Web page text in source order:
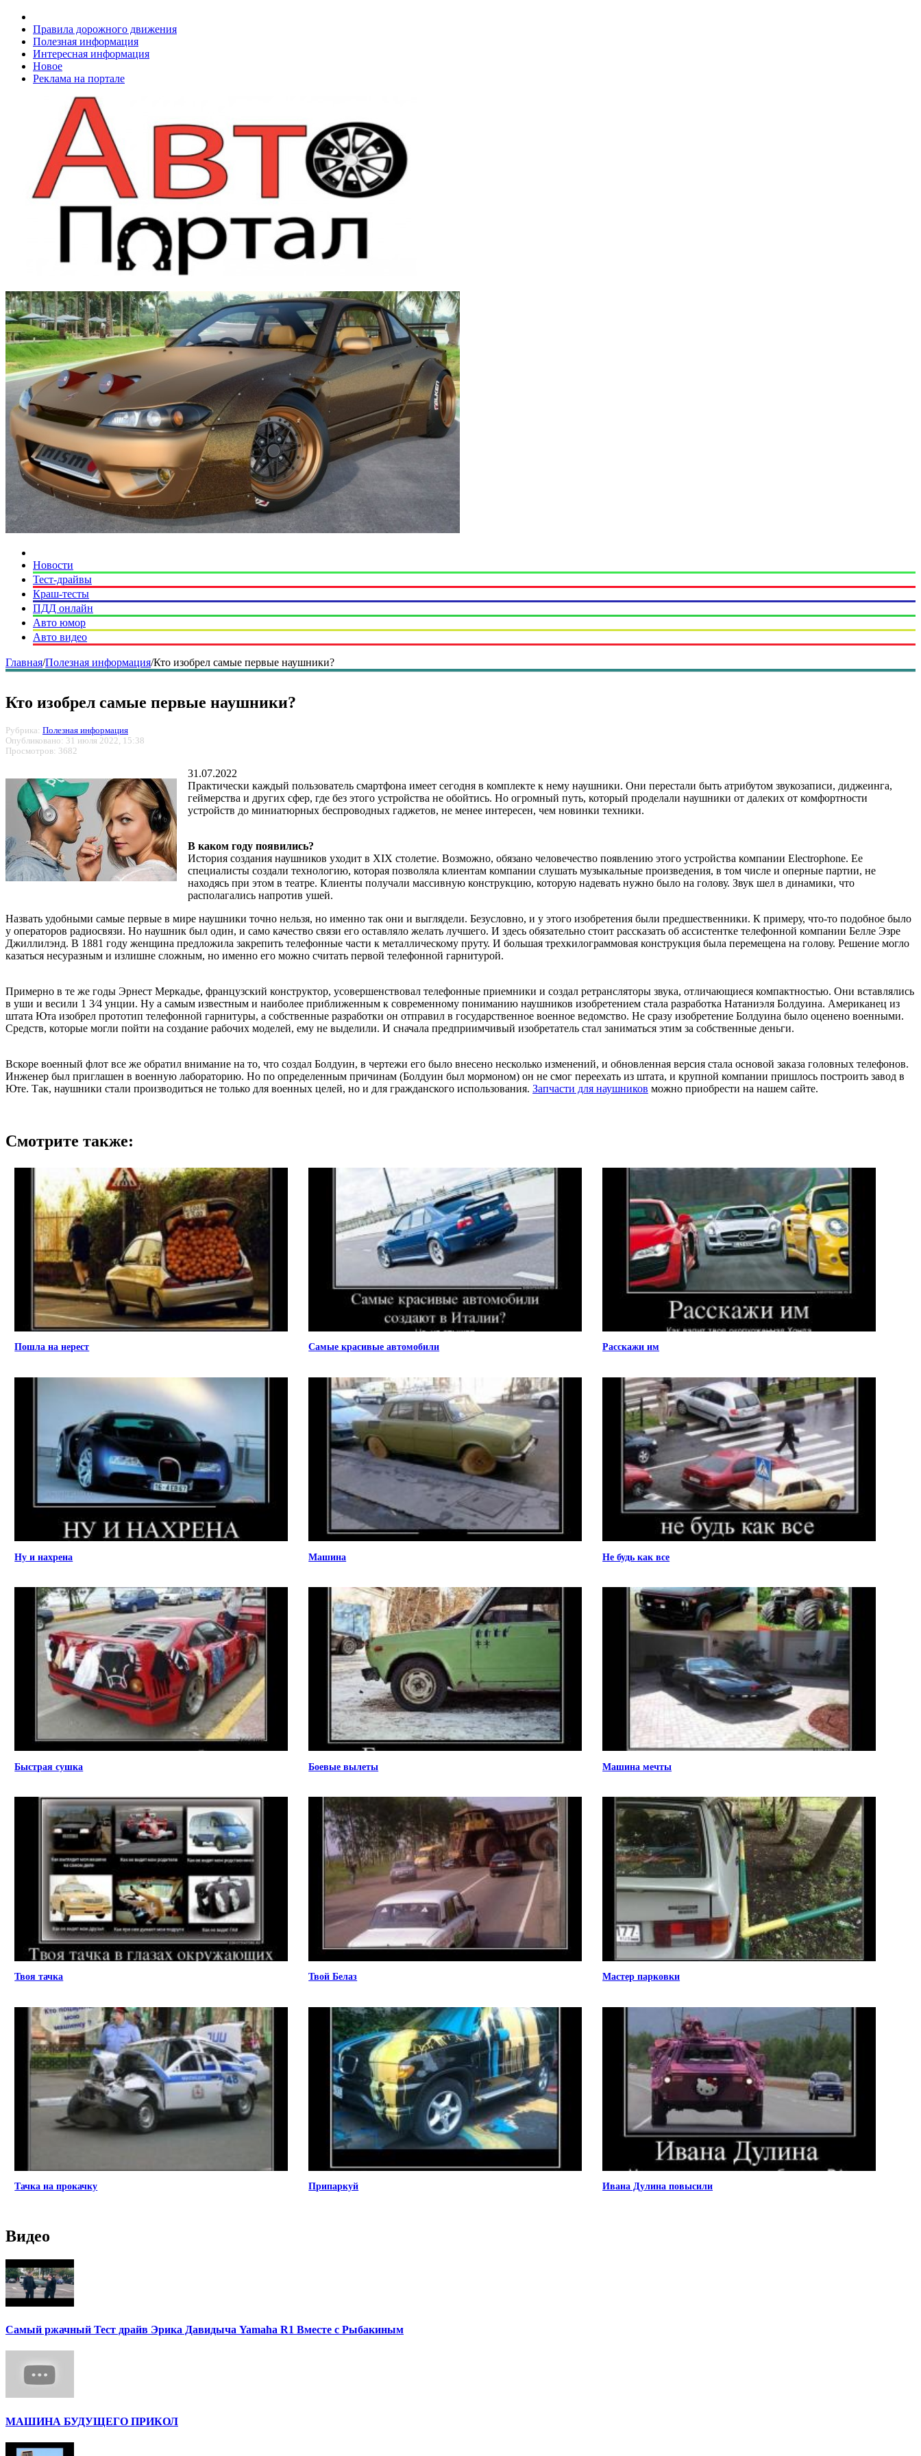
Правила дорожного движения
Полезная информация
Интересная информация
Новое
Реклама на портале
Новости
Тест-драйвы
Краш-тесты
ПДД онлайн
Авто юмор
Авто видео
Главная/Полезная информация/Кто изобрел самые первые наушники?
Кто изобрел самые первые наушники?
Рубрика: Полезная информация
Опубликовано: 31 июля 2022, 15:38
Просмотров: 3682
31.07.2022
Практически каждый пользователь смартфона имеет сегодня в комплекте к нему наушники. Они перестали быть атрибутом звукозаписи, диджеинга,
геймерства и других сфер, где без этого устройства не обойтись. Но огромный путь, который проделали наушники от далеких от комфортности
устройств до миниатюрных беспроводных гаджетов, не менее интересен, чем новинки техники.
В каком году появились?
История создания наушников уходит в XIX столетие. Возможно, обязано человечество появлению этого устройства компании Electrophone. Ее
специалисты создали технологию, которая позволяла клиентам компании слушать музыкальные произведения, в том числе и оперные партии, не
находясь при этом в театре. Клиенты получали массивную конструкцию, которую надевать нужно было на голову. Звук шел в динамики, что
располагались напротив ушей.
Назвать удобными самые первые в мире наушники точно нельзя, но именно так они и выглядели. Безусловно, и у этого изобретения были предшественники. К примеру, что-то подобное было
у операторов радиосвязи. Но наушник был один, и само качество связи его оставляло желать лучшего. И здесь обязательно стоит рассказать об ассистентке телефонной компании Белле Эзре
Джиллилэнд. В 1881 году женщина предложила закрепить телефонные части к металлическому пруту. И большая трехкилограммовая конструкция была перемещена на голову. Решение могло
казаться несуразным и излишне сложным, но именно его можно считать первой телефонной гарнитурой.
Примерно в те же годы Эрнест Меркадье, французский конструктор, усовершенствовал телефонные приемники и создал ретрансляторы звука, отличающиеся компактностью. Они вставлялись
в уши и весили 1 3⁄4 унции. Ну а самым известным и наиболее приближенным к современному пониманию наушников изобретением стала разработка Натаниэля Болдуина. Американец из
штата Юта изобрел прототип телефонной гарнитуры, а собственные разработки он отправил в государственное военное ведомство. Не сразу изобретение Болдуина было оценено военными.
Средств, которые могли пойти на создание рабочих моделей, ему не выделили. И сначала предприимчивый изобретатель стал заниматься этим за собственные деньги.
Вскоре военный флот все же обратил внимание на то, что создал Болдуин, в чертежи его было внесено несколько изменений, и обновленная версия стала основой заказа головных телефонов.
Инженер был приглашен в военную лабораторию. Но по определенным причинам (Болдуин был мормоном) он не смог переехать из штата, и крупной компании пришлось построить завод в
Юте. Так, наушники стали производиться не только для военных целей, но и для гражданского использования. Запчасти для наушников можно приобрести на нашем сайте.
Смотрите также:
Пошла на нерест Самые красивые автомобили Расскажи им
Ну и нахрена Машина Не будь как все
Быстрая сушка Боевые вылеты Машина мечты
Твоя тачка Твой Белаз Мастер парковки
Тачка на прокачку Припаркуй Ивана Дулина повысили
Видео
Самый ржачный Тест драйв Эрика Давидыча Yamaha R1 Вместе с Рыбакиным
МАШИНА БУДУЩЕГО ПРИКОЛ